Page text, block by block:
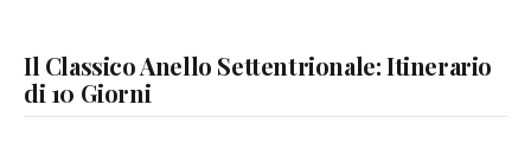
Il Classico Anello Settentrionale: Itinerario
di 10 Giorni